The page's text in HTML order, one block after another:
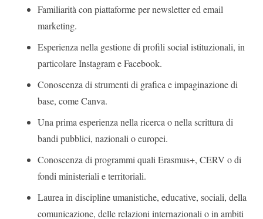
Familiarità con piattaforme per newsletter ed email
marketing.
Esperienza nella gestione di profili social istituzionali, in
particolare Instagram e Facebook.
Conoscenza di strumenti di grafica e impaginazione di
base, come Canva.
Una prima esperienza nella ricerca o nella scrittura di
bandi pubblici, nazionali o europei.
Conoscenza di programmi quali Erasmus+, CERV o di
fondi ministeriali e territoriali.
Laurea in discipline umanistiche, educative, sociali, della
comunicazione, delle relazioni internazionali o in ambiti